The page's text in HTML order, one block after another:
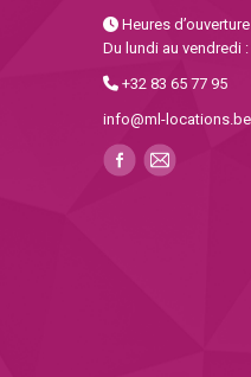
Heures
Du lundi au vendredi
+32 83 65 77 95
info@ml-locations.be